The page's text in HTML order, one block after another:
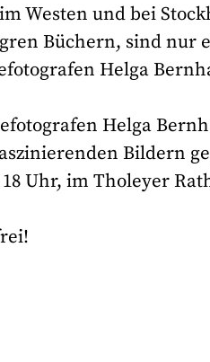
Westen und bei
Büchern, sind nur
Helga
Helga
Bildern
18 Uhr, im Tholeyer